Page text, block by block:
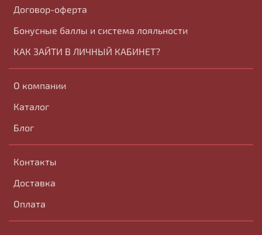
Договор-оферта
Бонусные баллы и система лояльности
КАК ЗАЙТИ В ЛИЧНЫЙ КАБИНЕТ?
О компании
Каталог
Блог
Контакты
Доставка
Оплата